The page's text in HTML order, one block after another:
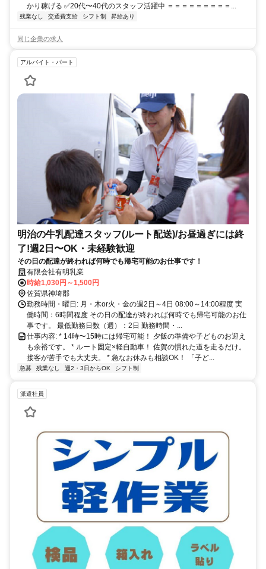
かり稼げる ✅20代〜40代のスタッフ活躍中 ＝＝＝＝＝＝＝＝＝...
残業なし 交通費支給 シフト制 昇給あり
同じ企業の求人
アルバイト・パート
明治の牛乳配達スタッフ(ルート配送)/お昼過ぎには終
了!週2日〜OK・未経験歓迎
その日の配達が終われば何時でも帰宅可能のお仕事です！
有限会社有明乳業
時給1,030円～1,500円
佐賀県神埼郡
勤務時間・曜日: 月・木or火・金の週2日～4日 08:00～14:00程度 実
働時間：6時間程度 その日の配達が終われば何時でも帰宅可能のお仕
事です。 最低勤務日数（週）：2日 勤務時間・...
仕事内容: * 14時〜15時には帰宅可能！ 夕飯の準備や子どものお迎え
も余裕です。 * ルート固定×軽自動車！ 佐賀の慣れた道を走るだけ。
接客が苦手でも大丈夫。 * 急なお休みも相談OK！ 「子ど...
急募 残業なし 週2・3日からOK シフト制
派遣社員